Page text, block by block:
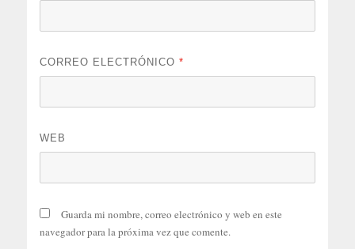
CORREO ELECTRÓNICO*
WEB
Guarda mi nombre, correo electrónico y web en este
navegador para la próxima vez que comente.